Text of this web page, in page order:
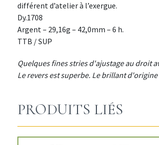
différent d’atelier à l’exergue.
Dy.1708
Argent – 29,16g – 42,0mm – 6 h.
TTB / SUP
Quelques fines stries d'ajustage au droit
Le revers est superbe. Le brillant
PRODUITS LIÉS